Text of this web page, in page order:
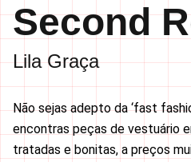
Second
Lila Graça
Não sejas adepto da ‘fast
encontras peças de vestuário
tratadas e bonitas, a preços